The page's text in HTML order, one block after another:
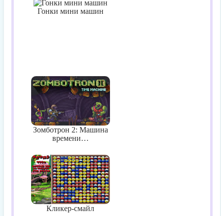
Гонки мини машин
Зомботрон 2: Машина
времени…
Кликер-смайл